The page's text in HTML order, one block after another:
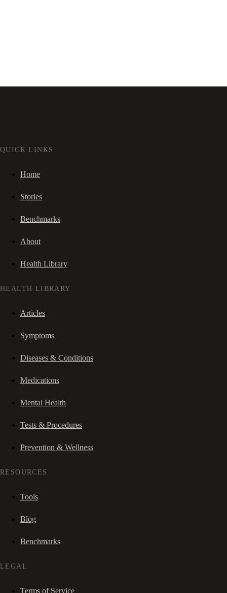
QUICK LINKS
Home
Stories
Benchmarks
About
Health Library
HEALTH LIBRARY
Articles
Symptoms
Diseases & Conditions
Medications
Mental Health
Tests & Procedures
Prevention & Wellness
RESOURCES
Tools
Blog
Benchmarks
LEGAL
Terms of Service